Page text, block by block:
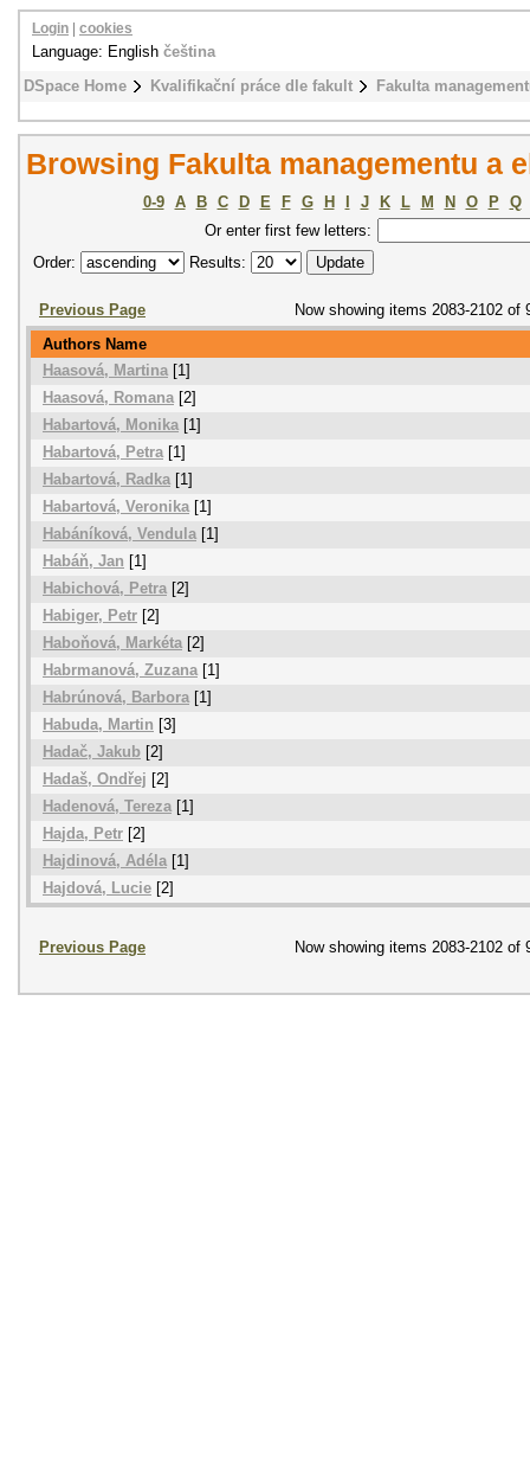
DSpace Home Kvalifikační práce dle fakult Fakulta
Login cookies
Language: English čeština
Browsing Fakulta managementu a
0-9 A B C D E F G H J K L M N O P
Q
Or enter first few letters:
Order:
Results:
Previous Page
Now showing items 2083-2102 of
Authors Name
Haasová, Martina [1]
Haasová, Romana[2]
Habartová, Monika [1]
Habartová, Petra[1]
Habartová, Radka [1]
Habartová, Veronika[1]
Habáníková, Vendula [1]
Habáň, Jan [1]
Habichová, Petra [2]
Habiger, Petr [2]
Haboňová, Markéta [2]
Habrmanová, Zuzana[1]
Habrúnová, Barbora [1]
Habuda, Martin [3]
Hadač, Jakub [2]
Hadaš, Ondřej [2]
Hadenová, Tereza [1]
Hajda, Petr [2]
Hajdinová, Adéla [1]
Hajdová, Lucie [2]
Previous Page Now showing items 2083-2102 of